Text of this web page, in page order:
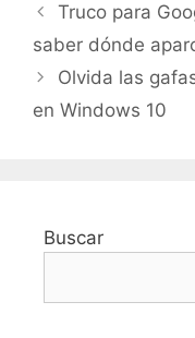
Truco para
saber dónde
Olvida las
en Windows 10
Buscar